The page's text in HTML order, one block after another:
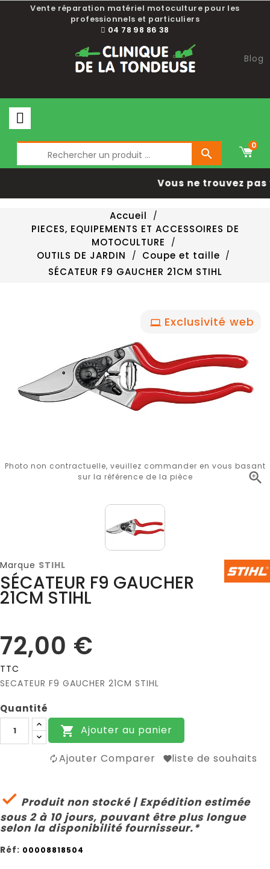
Vente réparation matériel motoculture pour les
professionnels et particuliers
04 78 98 86 38
Blog

0
Vous ne trouvez
Accueil
PIECES, EQUIPEMENTS ET ACCESSOIRES DE
MOTOCULTURE
OUTILS DE JARDIN
Coupe et taille
SÉCATEUR F9 GAUCHER 21CM STIHL
Exclusivité web

Photo non contractuelle, veuillez commander en vous basant
sur la référence de la pièce
Marque STIHL
SÉCATEUR F9 GAUCHER
21CM STIHL
72,00 €
TTC
SECATEUR F9 GAUCHER 21CM STIHL
Quantité
 Ajouter au panier
Ajouter Comparer liste de souhaits
 Produit non stocké | Expédition estimée
sous 2 à 10 jours, pouvant être plus longue
selon la disponibilité fournisseur.*
Réf: 00008818504